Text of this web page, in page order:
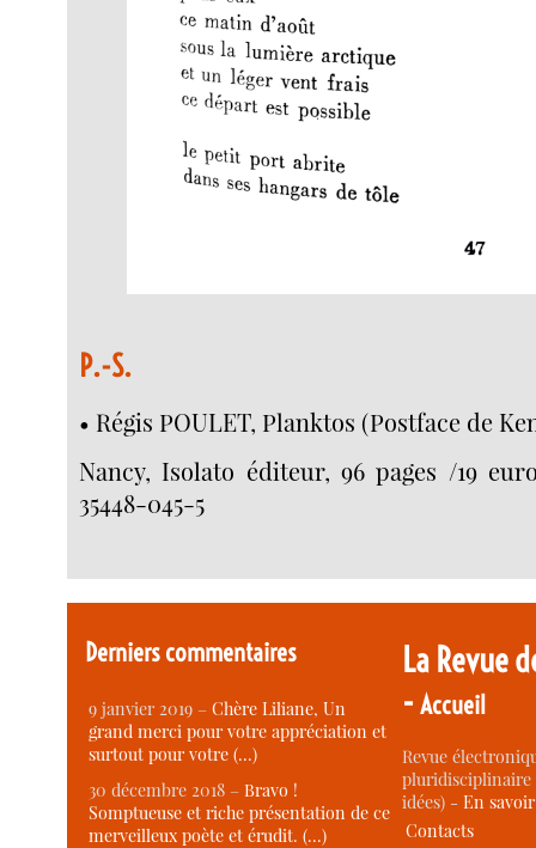
P.-S.
• Régis POULET, Planktos (Postface de
Nancy, Isolato éditeur, 96 pages /19
35448-045-5
Derniers commentaires
9 janvier 2019 –Chère Liliane, Un
grand merci pour votre appréciation et
surtout pour votre (…)
30 décembre 2018 –Bravo !
Somptueuse et riche présentation de ce
merveilleux poète et érudit. (…)
La Revue
-Accueil
Revue
idées) -En
Contacts